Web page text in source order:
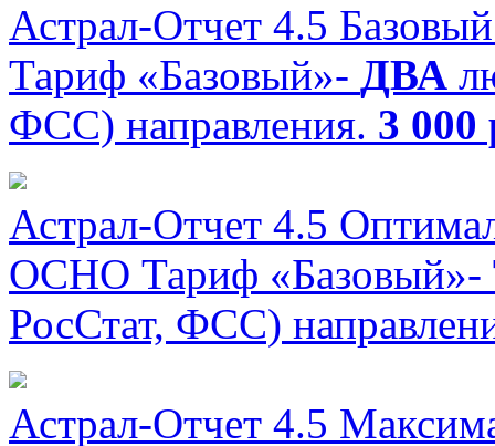
Астрал-Отчет 4.5
Тариф «Базовый»- ДВА
ФСС) направления. 3 000
Астрал-Отчет 4.5
ОСНО Тариф «Базовый»-
РосСтат, ФСС)
Астрал-Отчет 4.5